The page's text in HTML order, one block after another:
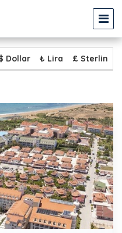
Dollar ₺ Lira £ Sterlin